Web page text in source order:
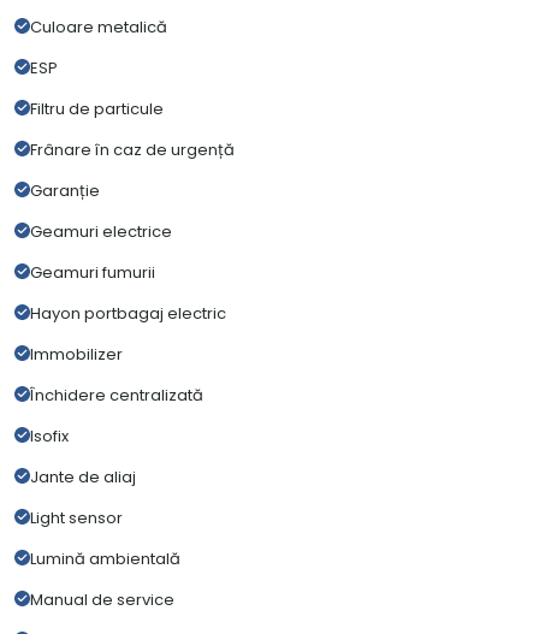
Culoare metalică
ESP
Filtru de particule
Frânare în caz de urgență
Garanție
Geamuri electrice
Geamuri fumurii
Hayon portbagaj electric
Immobilizer
Închidere centralizată
Isofix
Jante de aliaj
Light sensor
Lumină ambientală
Manual de service